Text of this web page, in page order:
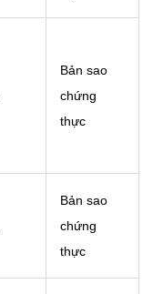
Bản sao
chứng
thực
Bản sao
chứng
thực